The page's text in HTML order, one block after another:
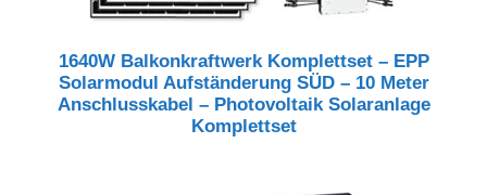
1640W Balkonkraftwerk Komplettset – EPP
Solarmodul Aufständerung SÜD – 10 Meter
Anschlusskabel – Photovoltaik Solaranlage
Komplettset